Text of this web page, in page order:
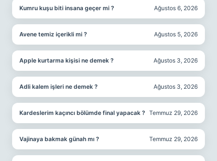
Kumru kuşu biti insana geçer mi ? Ağustos 6, 2026
Avene temiz içerikli mi ? Ağustos 5, 2026
Apple kurtarma kişisi ne demek ? Ağustos 3, 2026
Adli kalem işleri ne demek ? Ağustos 3, 2026
Kardeslerim kaçıncı bölümde final yapacak ? Temmuz 29, 2026
Vajinaya bakmak günah mı ? Temmuz 29, 2026